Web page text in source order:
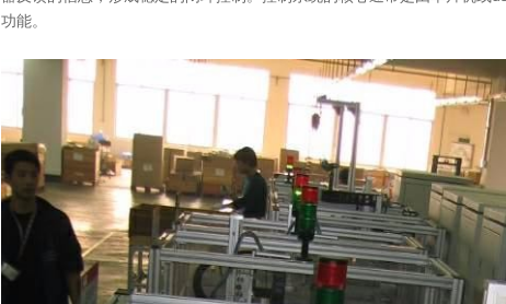
功能。